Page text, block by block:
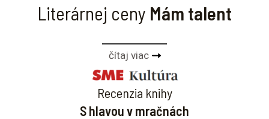
Literárnej ceny Mám talent
čítaj viac
Recenzia knihy
S hlavou v mračnách